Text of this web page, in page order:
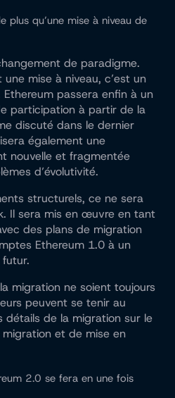
plus qu’une mise à niveau de
de paradigme.
mise à niveau, c’est un
passera enfin à un
participation à partir de la
discuté dans le dernier
également une
nouvelle et fragmentée
d’évolutivité.
structurels, ce ne sera
Il sera mis en œuvre en tant
des plans de migration
Ethereum 1.0 à un
migration ne soient toujours
peuvent se tenir au
détails de la migration sur le
et de mise en
2.0 se fera en une fois